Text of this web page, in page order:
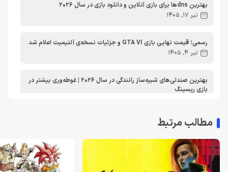
مطالب آموزشی ایکس باکس
بهترین dnsها برای بازی آنلاین و دانلود بازی در سال 2026
تیر 17, 1405
رسمی؛ قیمت نهایی بازی GTA VI و جزئیات نسخه‌ی آلتیمیت اعلام شد
تیر 4, 1405
بهترین صندلی‌های شبیه‌ساز رانندگی در سال 2026 | غوطه‌وری بیشتر در
بازی ریسینگ
تیر 30, 1404
مطالب مرتبط